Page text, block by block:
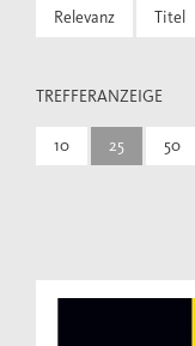
Relevanz Titel
TREFFERANZEIGE
10 25 50